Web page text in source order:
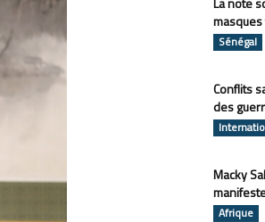
masques
Sénégal
Conflits
des
Macky
Afrique